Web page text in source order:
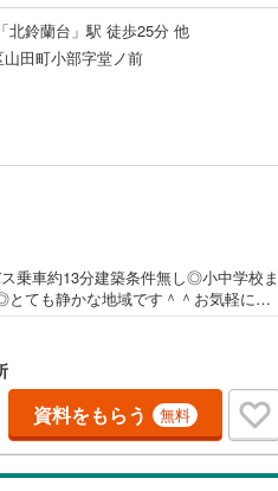
北鈴蘭台」駅 徒歩25分 他
田町小部字堂ノ前
乗車約13分建築条件無し◎小中学校ま
ても静かな地域です＾＾お気軽にお
資料をもらう 無料